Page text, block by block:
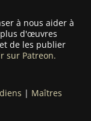
à nous aider à
d'œuvres
de les publier
sur Patreon.
| Maîtres